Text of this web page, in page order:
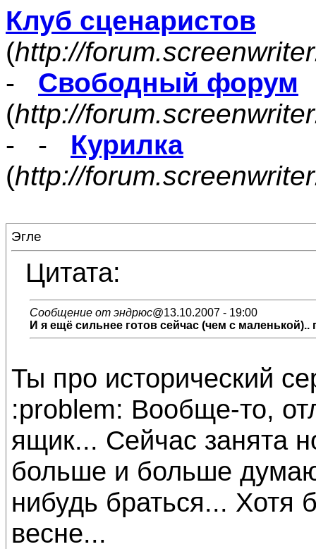
Клуб сценаристов
(http://
- Свободный форум
(http://
- - Курилка
(http://
Эгле
Цитата:
Сообщение от эндрюс@13.10.2007 - 19:00
И я ещё сильнее готов сейчас (чем с маленькой)..
Ты про исторический
:problem: Вообще-то,
ящик... Сейчас занята
больше и больше
нибудь браться... Хотя
весне...